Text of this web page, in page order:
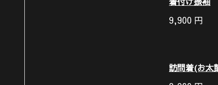
9,900 円
訪問着(お太